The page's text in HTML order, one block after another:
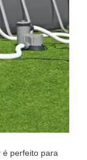
é perfeito para